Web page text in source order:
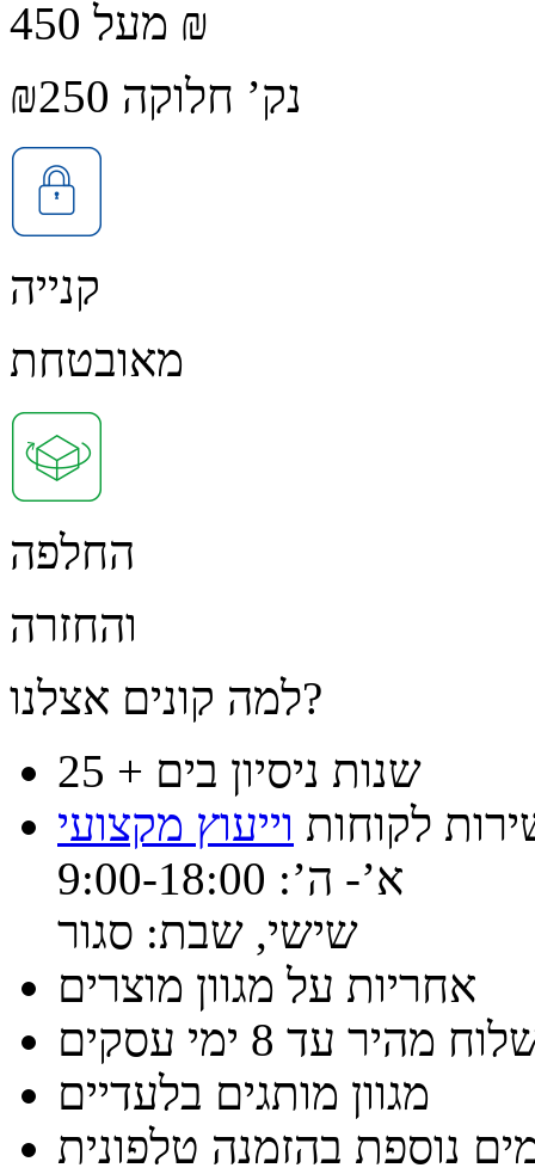
מעל 450 ₪
נק’ חלוקה ₪250
קנייה
מאובטחת
החלפה
והחזרה
למה קונים אצלנו?
25 + שנות ניסיון בים
לקוחות וייעוץ מקצועי
א’- ה’: 9:00-18:00
שישי, שבת: סגור
אחריות על מגוון מוצרים
מהיר עד 8 ימי עסקים
מגוון מותגים בלעדיים
נוספת בהזמנה טלפונית